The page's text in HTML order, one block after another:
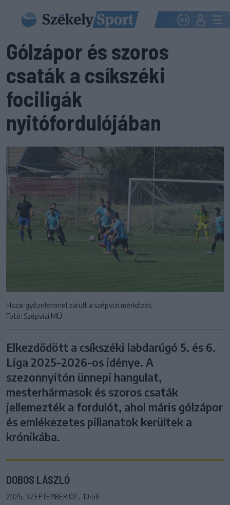
Gólzápor és szoros
csaták a csíkszéki
fociligák
nyitófordulójában
Hazai győzelemmel zárult a szépvízi mérkőzés
Fotó: Szépvízi MÜ
Elkezdődött a csíkszéki labdarúgó 5. és 6.
Liga 2025–2026-os idénye. A
szezonnyitón ünnepi hangulat,
mesterhármasok és szoros csaták
jellemezték a fordulót, ahol máris gólzápor
és emlékezetes pillanatok kerültek a
krónikába.
DOBOS LÁSZLÓ
2025. SZEPTEMBER 02., 10:56